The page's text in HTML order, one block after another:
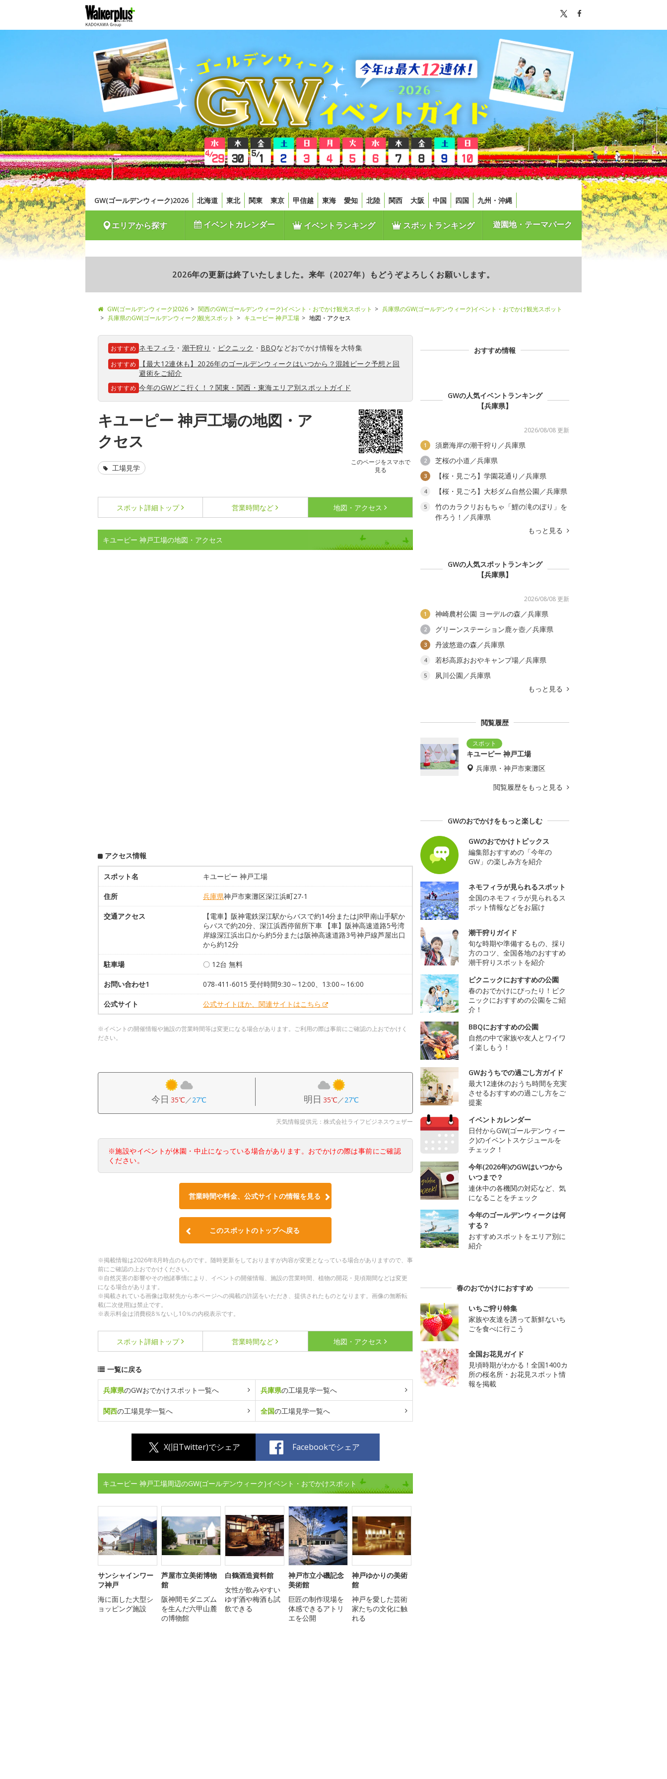
GW(ゴールデンウィーク)2026 北海道 東北 関東 東京 甲信越 東海 愛知 北陸 関西 大阪 中国 四国 九州・沖縄
エリアから探す イベントカレンダー イベントランキング スポットランキング 遊園地・テーマパーク
2026年の更新は終了いたしました。来年（2027年）もどうぞよろしくお願いします。
GW(ゴールデンウィーク)2026 関西のGW(ゴールデンウィーク)イベント・おでかけ観光スポット
兵庫県のGW(ゴールデンウィーク)イベント・おでかけ観光スポット
兵庫県のGW(ゴールデンウィーク)観光スポット
キユーピー 神戸工場 地図・アクセス
おすすめ ネモフィラ ・ 潮干狩り ・ ピクニック ・ BBQなどおでかけ情報を大特集
おすすめ
【最大12連休も】2026年のゴールデンウィークはいつから？混雑ピーク予想と回
避術をご紹介
おすすめ 今年のGWどこ行く！？関東・関西・東海エリア別スポットガイド
キユーピー 神戸工場の地図・ア
クセス
このページをスマホで
見る
工場見学
スポット詳細 トップ 営業時間など 地図・アクセス
キユーピー 神戸工場の地図・アクセス
アクセス情報
スポット名 キユーピー 神戸工場
住所 兵庫県神戸市東灘区深江浜町27-1
交通アクセス
【電車】阪神電鉄深江駅からバスで約14分またはJR甲南山手駅か
らバスで約20分、深江浜西停留所下車 【車】阪神高速道路5号湾
岸線深江浜出口から約5分または阪神高速道路3号神戸線芦屋出口
から約12分
駐車場 〇 12台 無料
お問い合わせ1 078-411-6015 受付時間9:30～12:00、13:00～16:00
公式サイト 公式サイトほか、関連サイトはこちら
※イベントの開催情報や施設の営業時間等は変更になる場合があります。ご利用の際は事前にご確認の上おでかけく
ださい。
今日 35℃／27℃ 明日 35℃／27℃
天気情報提供元：株式会社ライフビジネスウェザー
※施設やイベントが休園・中止になっている場合があります。おでかけの際は事前にご確認
ください。
営業時間や料金、公式サイトの情報を見る
このスポットのトップへ戻る
※掲載情報は2026年8月時点のものです。随時更新をしておりますが内容が変更となっている場合がありますので、事
前にご確認の上おでかけください。
※自然災害の影響やその他諸事情により、イベントの開催情報、施設の営業時間、植物の開花・見頃期間などは変更
になる場合があります。
※掲載されている画像は取材先から本ページへの掲載の許諾をいただき、提供されたものとなります。画像の無断転
載(二次使用)は禁止です。
※表示料金は消費税8％ないし10％の内税表示です。
スポット詳細 トップ 営業時間など 地図・アクセス
一覧に戻る
兵庫県のGWおでかけスポット一覧へ 兵庫県の工場見学一覧へ
関西の工場見学一覧へ 全国の工場見学一覧へ
X(旧Twitter)でシェア Facebookでシェア
キユーピー 神戸工場周辺のGW(ゴールデンウィーク)イベント・おでかけスポット
サンシャインワー
フ神戸
海に面した大型シ
ョッピング施設
芦屋市立美術博物
館
阪神間モダニズム
を生んだ六甲山麓
の博物館
白鶴酒造資料館
女性が飲みやすい
ゆず酒や梅酒も試
飲できる
神戸市立小磯記念
美術館
巨匠の制作現場を
体感できるアトリ
エを公開
神戸ゆかりの美術
館
神戸を愛した芸術
家たちの文化に触
れる
おすすめ情報
GWの人気イベントランキング
【兵庫県】
2026/08/08 更新
1 須磨海岸の潮干狩り／兵庫県
2 芝桜の小道／兵庫県
3 【桜・見ごろ】学園花通り／兵庫県
4 【桜・見ごろ】大杉ダム自然公園／兵庫県
5
竹のカラクリおもちゃ「鯉の滝のぼり」を
作ろう！／兵庫県
もっと見る
GWの人気スポットランキング
【兵庫県】
2026/08/08 更新
1 神崎農村公園 ヨーデルの森／兵庫県
2 グリーンステーション鹿ヶ壺／兵庫県
3 丹波悠遊の森／兵庫県
4 若杉高原おおやキャンプ場／兵庫県
5
夙川公園／兵庫県
もっと見る
閲覧履歴
キユーピー 神戸工場
兵庫県・神戸市東灘区
閲覧履歴をもっと見る
GWのおでかけをもっと楽しむ
GWのおでかけトピックス
編集部おすすめの「今年の
GW」の楽しみ方を紹介
ネモフィラが見られるスポット
全国のネモフィラが見られるス
ポット情報などをお届け
潮干狩りガイド
旬な時期や準備するもの、採り
方のコツ、全国各地のおすすめ
潮干狩りスポットを紹介
ピクニックにおすすめの公園
春のおでかけにぴったり！ピク
ニックにおすすめの公園をご紹
介！
BBQにおすすめの公園
自然の中で家族や友人とワイワ
イ楽しもう！
GWおうちでの過ごし方ガイド
最大12連休のおうち時間を充実
させるおすすめの過ごし方をご
提案
イベントカレンダー
日付からGW(ゴールデンウィー
ク)のイベントスケジュールを
チェック！
今年(2026年)のGWはいつから
いつまで？
連休中の各機関の対応など、気
になることをチェック
今年のゴールデンウィークは何
する？
おすすめスポットをエリア別に
紹介
春のおでかけにおすすめ
いちご狩り特集
家族や友達を誘って新鮮ないち
ごを食べに行こう
全国お花見ガイド
見頃時期がわかる！全国1400カ
所の桜名所・お花見スポット情
報を掲載